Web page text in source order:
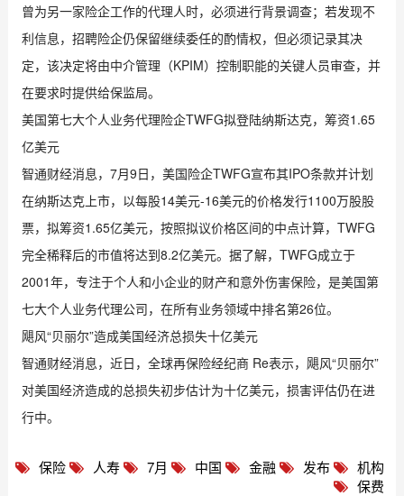
曾为另一家险企工作的代理人时，必须进行背景调查；若发现不
利信息，招聘险企仍保留继续委任的酌情权，但必须记录其决
定，该决定将由中介管理（KPIM）控制职能的关键人员审查，并
在要求时提供给保监局。
美国第七大个人业务代理险企TWFG拟登陆纳斯达克，筹资1.65
亿美元
智通财经消息，7月9日，美国险企TWFG宣布其IPO条款并计划
在纳斯达克上市，以每股14美元-16美元的价格发行1100万股股
票，拟筹资1.65亿美元，按照拟议价格区间的中点计算，TWFG
完全稀释后的市值将达到8.2亿美元。据了解，TWFG成立于
2001年，专注于个人和小企业的财产和意外伤害保险，是美国第
七大个人业务代理公司，在所有业务领域中排名第26位。
飓风“贝丽尔”造成美国经济总损失十亿美元
智通财经消息，近日，全球再保险经纪商 Re表示，飓风“贝丽尔”
对美国经济造成的总损失初步估计为十亿美元，损害评估仍在进
行中。
保险 人寿 7月 中国 金融 发布
机构
保费